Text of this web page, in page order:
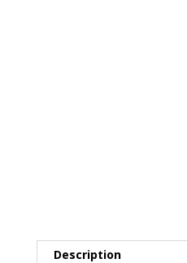
Description